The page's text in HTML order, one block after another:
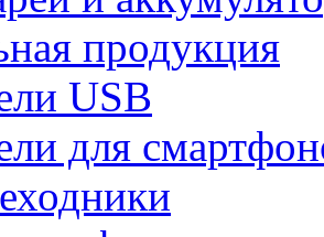
продукция
USB
для